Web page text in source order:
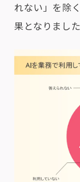
れない」を除
果となりました